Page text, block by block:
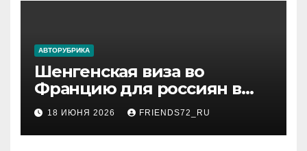
АВТОРУБРИКА
Шенгенская виза во
Францию для россиян в
2026 году: сроки от 3 дней
и список необходимых
документов
18 ИЮНЯ 2026 FRIENDS72_RU